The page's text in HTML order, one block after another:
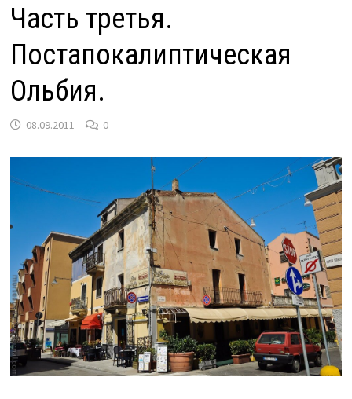
Часть третья.
Постапокалиптическая
Ольбия.
08.09.2011 0